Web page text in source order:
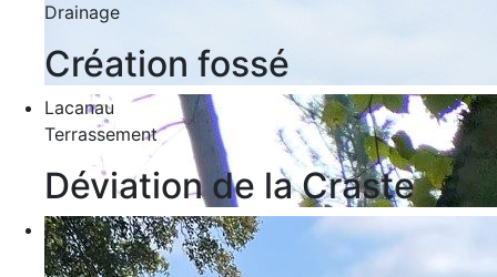
Drainage
Création fossé
Lacanau
Terrassement
Déviation de la Craste
Léognan
Terrassement